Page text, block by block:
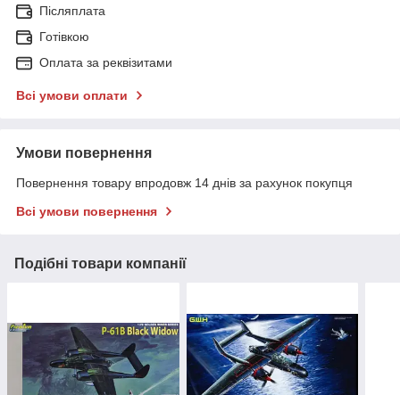
Післяплата
Готівкою
Оплата за реквізитами
Всі умови оплати
Умови повернення
Повернення товару впродовж 14 днів за рахунок покупця
Всі умови повернення
Подібні товари компанії